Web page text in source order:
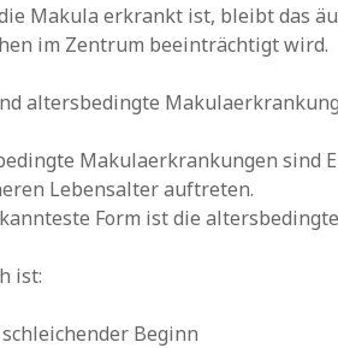
Makula erkrankt ist, bleibt das
im Zentrum beeinträchtigt wird.
altersbedingte
Makulaerkrankungen sind
Lebensalter auftreten.
Form ist die
ist:
Beginn